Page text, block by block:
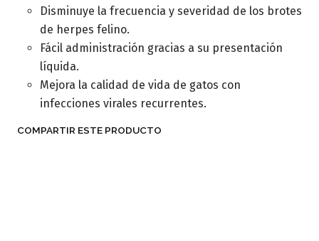
Disminuye la frecuencia y severidad de los brotes
de herpes felino.
Fácil administración gracias a su presentación
líquida.
Mejora la calidad de vida de gatos con
infecciones virales recurrentes.
COMPARTIR ESTE PRODUCTO